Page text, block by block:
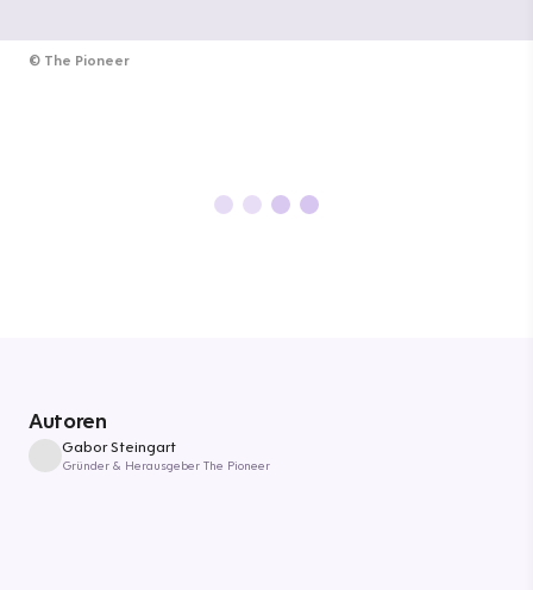
© The Pioneer
Autoren
Gabor Steingart
Gründer & Herausgeber The Pioneer